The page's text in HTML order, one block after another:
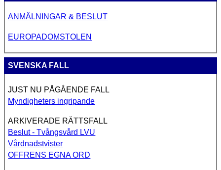
ANMÄLNINGAR & BESLUT
EUROPADOMSTOLEN
SVENSKA FALL
JUST NU PÅGÅENDE FALL
Myndigheters ingripande
ARKIVERADE RÄTTSFALL
Beslut - Tvångsvård LVU
Vårdnadstvister
OFFRENS EGNA ORD